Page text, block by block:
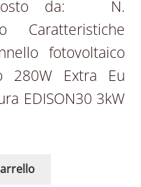
da: N.
Caratteristiche
fotovoltaico
280W Extra Eu
EDISON30 3kW